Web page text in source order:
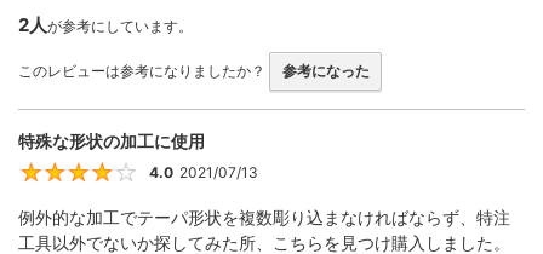
2人が参考にしています。
このレビューは参考になりましたか？ 参考になった
特殊な形状の加工に使用
4
4.0 2021/07/13
例外的な加工でテーパ形状を複数彫り込まなければならず、特注
工具以外でないか探してみた所、こちらを見つけ購入しました。